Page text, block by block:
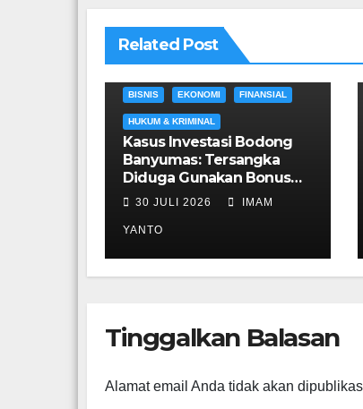
Related Post
BISNIS EKONOMI FINANSIAL
HUKUM & KRIMINAL
Kasus Investasi Bodong
Banyumas: Tersangka
Diduga Gunakan Bonus
Awal untuk Yakinkan
30 JULI 2026 IMAM
YANTO
Tinggalkan Balasan
Alamat email Anda tidak akan